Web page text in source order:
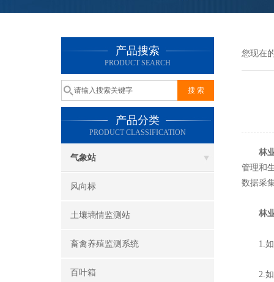
产品搜索
PRODUCT SEARCH
产品分类
PRODUCT CLASSIFICATION
气象站
风向标
土壤墒情监测站
畜禽养殖监测系统
百叶箱
您现在
林
管理和
数据采
林
1.如何
2.如